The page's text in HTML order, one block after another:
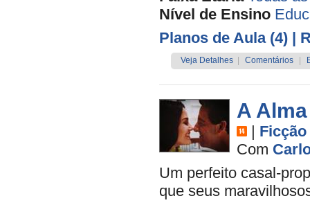
Nível de Ensino
Planos de Aula (4) |
Veja Detalhes Comentários
A
| Ficção
Com
Um perfeito casal-
que seus